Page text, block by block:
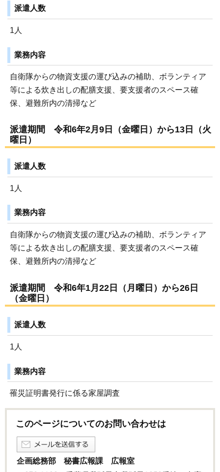
派遣人数
1人
業務内容
自衛隊からの物資支援の運び込みの補助、ボランティア
等による炊き出しの配膳支援、要支援者のスペース確
保、避難所内の清掃など
派遣期間 令和6年2月9日（金曜日）から13日（火
曜日）
派遣人数
1人
業務内容
自衛隊からの物資支援の運び込みの補助、ボランティア
等による炊き出しの配膳支援、要支援者のスペース確
保、避難所内の清掃など
派遣期間 令和6年1月22日（月曜日）から26日
（金曜日）
派遣人数
1人
業務内容
罹災証明書発行に係る家屋調査
このページについてのお問い合わせは
企画総務部 秘書広報課 広報室